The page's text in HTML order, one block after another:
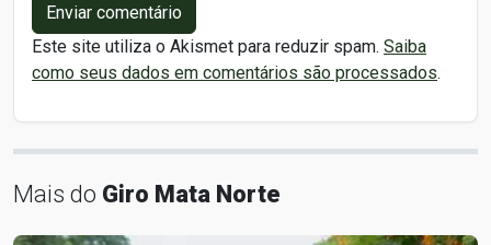
Enviar comentário
Este site utiliza o Akismet para reduzir spam. Saiba
como seus dados em comentários são processados.
Mais do Giro Mata Norte